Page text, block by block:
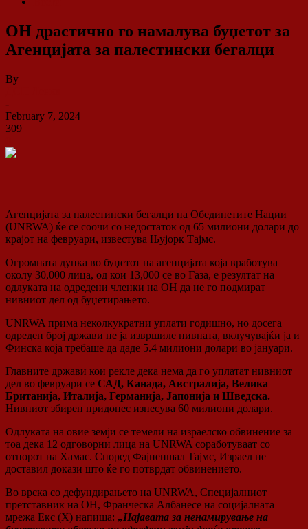
ОН драстично го намалува буџетот за
Агенцијата за палестински бегалци
By
-
February 7, 2024
309
Агенцијата за палестински бегалци на Обединетите Нации
(UNRWA) ќе се соочи со недостаток од 65 милиони долари до
крајот на февруари, известува Њујорк Тајмс.
Огромната дупка во буџетот на агенцијата која вработува
околу 30,000 лица, од кои 13,000 се во Газа, е резултат на
одлуката на одредени членки на ОН да не го подмират
нивниот дел од буџетирањето.
UNRWA прима неколкукратни уплати годишно, но досега
одреден број држави не ја извршиле нивната, вклучувајќи ја и
Финска која требаше да даде 5.4 милиони долари во јануари.
Главните држави кои рекле дека нема да го уплатат нивниот
дел во февруари се САД, Канада, Австралија, Велика
Британија, Италија, Германија, Јапонија и Шведска.
Нивниот збирен придонес изнесува 60 милиони долари.
Одлуката на овие земји се темели на израелско обвинение за
тоа дека 12 одговорни лица на UNRWA соработуваат со
отпорот на Хамас. Според Фајненшал Тајмс, Израел не
доставил докази што ќе го потврдат обвинението.
Во врска со дефундирањето на UNRWA, Специјалниот
претставник на ОН, Франческа Албанесе на социјалната
мрежа Екс (Х) напиша: „Најавата за ненамирување на